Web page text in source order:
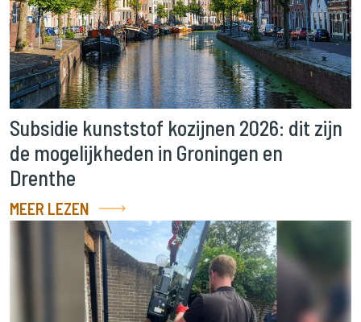
Subsidie kunststof kozijnen 2026: dit zijn
de mogelijkheden in Groningen en
Drenthe
MEER LEZEN